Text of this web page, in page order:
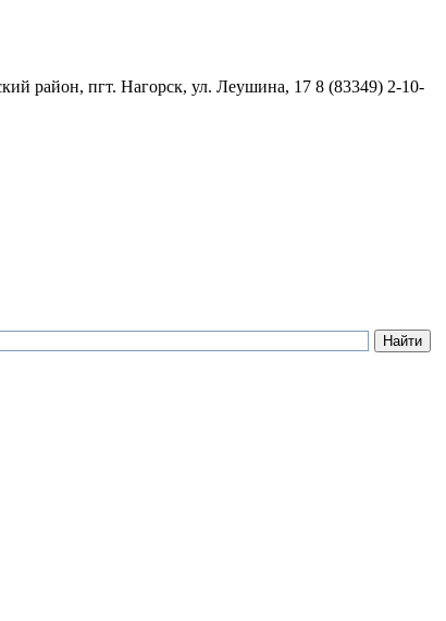
район, пгт. Нагорск, ул. Леушина, 17 8 (83349) 2-10-